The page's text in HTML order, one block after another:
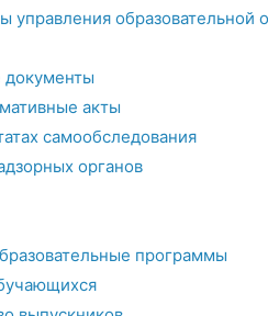
управления образовательной
документы
акты
самообследования
органов
программы